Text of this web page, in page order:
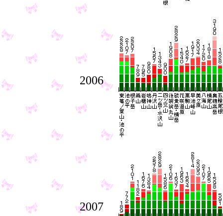
2006
2007